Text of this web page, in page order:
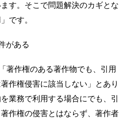
す。そこで問題解決のカギとな
です。
がある
著作権のある著作物でも、引用
作権侵害に該当しない」とあり
業務で利用する場合にでも、引
作権の侵害とはならず、著作者